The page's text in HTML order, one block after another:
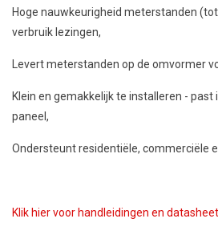
Hoge nauwkeurigheid meterstanden
verbruik lezingen,
Levert meterstanden op de omvormer
Klein en gemakkelijk te installeren -
paneel,
Ondersteunt residentiële, commerciële
Klik hier voor handleidingen en